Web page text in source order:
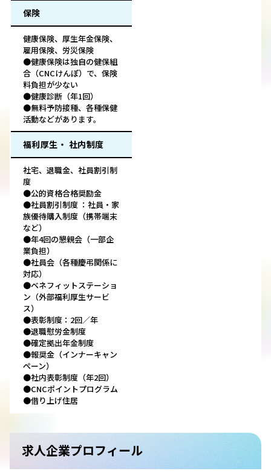
保険
健康保険、厚生年金保険、
雇用保険、労災保険
●健康保険は独自の健保組
合（CNCけんぽ）で、保険
料負担が少ない
●健康診断（年1回）
●無料予防接種、各種保健
活動などがあります。
福利厚生・ 社内制度
社宅、退職金、社員割引制
度
●公的資格合格奨励金
●社員割引制度 ：社員・家
族優待購入制度（携帯端末
など）
●年4回の懇親会（一部企
業負担）
●社員会（各種慶弔関係に
対応）
●ベネフィットステーショ
ン（外部福利厚生サービ
ス）
●表彰制度：2回／年
●退職慰労金制度
●確定拠出年金制度
●報奨金（インナーキャン
ペーン）
●社内表彰制度（年2回）
●CNCポイントプログラム
●借り上げ住居
求人企業プロフィール